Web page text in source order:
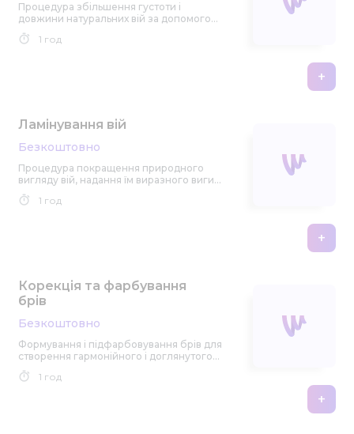
Процедура збільшення густоти і
довжини натуральних вій за допомогою
приклеювання штучних вій.
1 год
+
Ламінування вій
Безкоштовно
Процедура покращення природного
вигляду вій, надання їм виразного вигину
і насиченого кольору.
1 год
+
Корекція та фарбування
брів
Безкоштовно
Формування і підфарбовування брів для
створення гармонійного і доглянутого
вигляду обличчя.
1 год
+